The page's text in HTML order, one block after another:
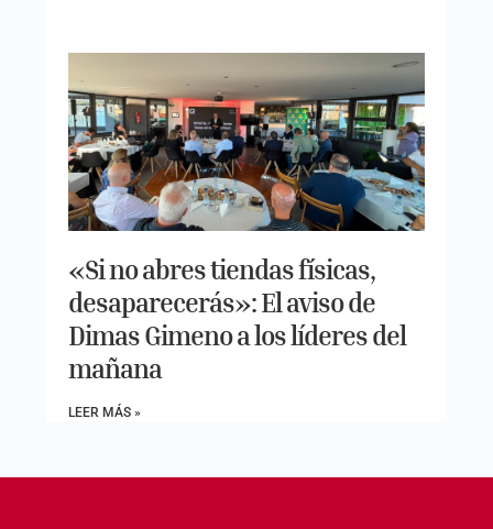
«Si no abres tiendas físicas,
desaparecerás»: El aviso de
Dimas Gimeno a los líderes del
mañana
LEER MÁS »